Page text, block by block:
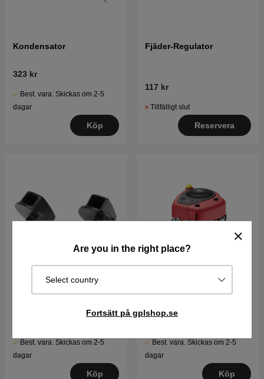
Are you in the right place?
Select country
Fortsätt på gplshop.se
Kondensator
323 kr
Best. vara. Skickas om 2-5
dagar
Köp
Fjäder-Regulator
117 kr
Tillfälligt slut
Reservera
Knapp-Luftrenarkåpa
Best. vara. Skickas om 2-5
dagar
Köp
Briggs & Stratton motor
Best. vara. Skickas om 2-5
dagar
Köp